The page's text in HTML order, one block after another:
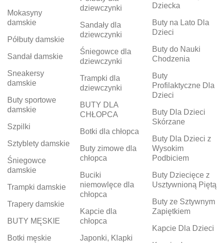
Mokasyny
damskie
Półbuty damskie
Sandał damskie
Sneakersy
damskie
Buty sportowe
damskie
Szpilki
Sztyblety damskie
Śniegowce
damskie
Trampki damskie
Trapery damskie
BUTY MĘSKIE
Botki męskie
dziewczynki
Sandały dla
dziewczynki
Śniegowce dla
dziewczynki
Trampki dla
dziewczynki
BUTY DLA
CHŁOPCA
Botki dla chłopca
Buty zimowe dla
chłopca
Buciki
niemowlęce dla
chłopca
Kapcie dla
chłopca
Japonki, Klapki
Dziecka
Buty na Lato Dla
Dzieci
Buty do Nauki
Chodzenia
Buty
Profilaktyczne Dla
Dzieci
Buty Dla Dzieci
Skórzane
Buty Dla Dzieci z
Wysokim
Podbiciem
Buty Dziecięce z
Usztywnioną Piętą
Buty ze Sztywnym
Zapiętkiem
Kapcie Dla Dzieci